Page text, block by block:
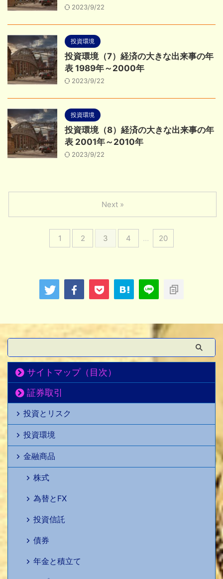
2023/9/22
投資環境
投資環境（7）経済の大きな出来事の年
表 1989年～2000年
2023/9/22
投資環境
投資環境（8）経済の大きな出来事の年
表 2001年～2010年
2023/9/22
1 2 3 4 … 20
Next »
サイトマップ（目次）
証券取引
投資とリスク
投資環境
金融商品
株式
為替とFX
投資信託
債券
年金と積立て